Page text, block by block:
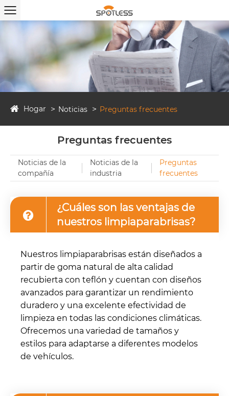
Hogar Noticias Preguntas frecuentes
Preguntas frecuentes
Noticias de la
compañía
Noticias de la
industria
Preguntas
frecuentes
¿Cuáles son las ventajas de
nuestros limpiaparabrisas?
Nuestros limpiaparabrisas están diseñados a
partir de goma natural de alta calidad
recubierta con teflón y cuentan con diseños
avanzados para garantizar un rendimiento
duradero y una excelente efectividad de
limpieza en todas las condiciones climáticas.
Ofrecemos una variedad de tamaños y
estilos para adaptarse a diferentes modelos
de vehículos.